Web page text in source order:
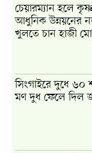
চেয়ারম্যান হলে
আধুনিক উন্নয়নের
খুলতে চান হাজী
সিংগাইরে দুধে ৬০
মণ দুধ ফেলে দিল